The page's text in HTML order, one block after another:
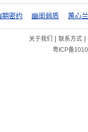
期密约 幽闺弱质 蕙心
关于我们 | 联系方式|
粤ICP备